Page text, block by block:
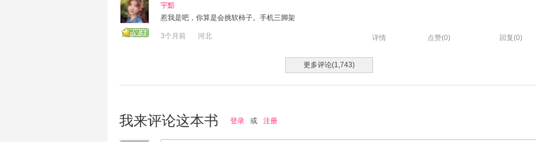
宇黯
惹我是吧，你算是会挑软柿子。手机三脚架
3个月前 河北 详情 点赞(0) 回复(0)
更多评论(1,743)
我来评论这本书 登录 或 注册